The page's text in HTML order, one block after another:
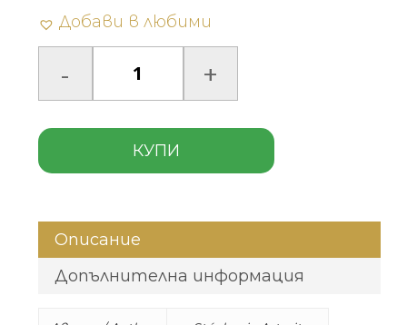
Добави в любими
КУПИ
Описание
Допълнителна информация